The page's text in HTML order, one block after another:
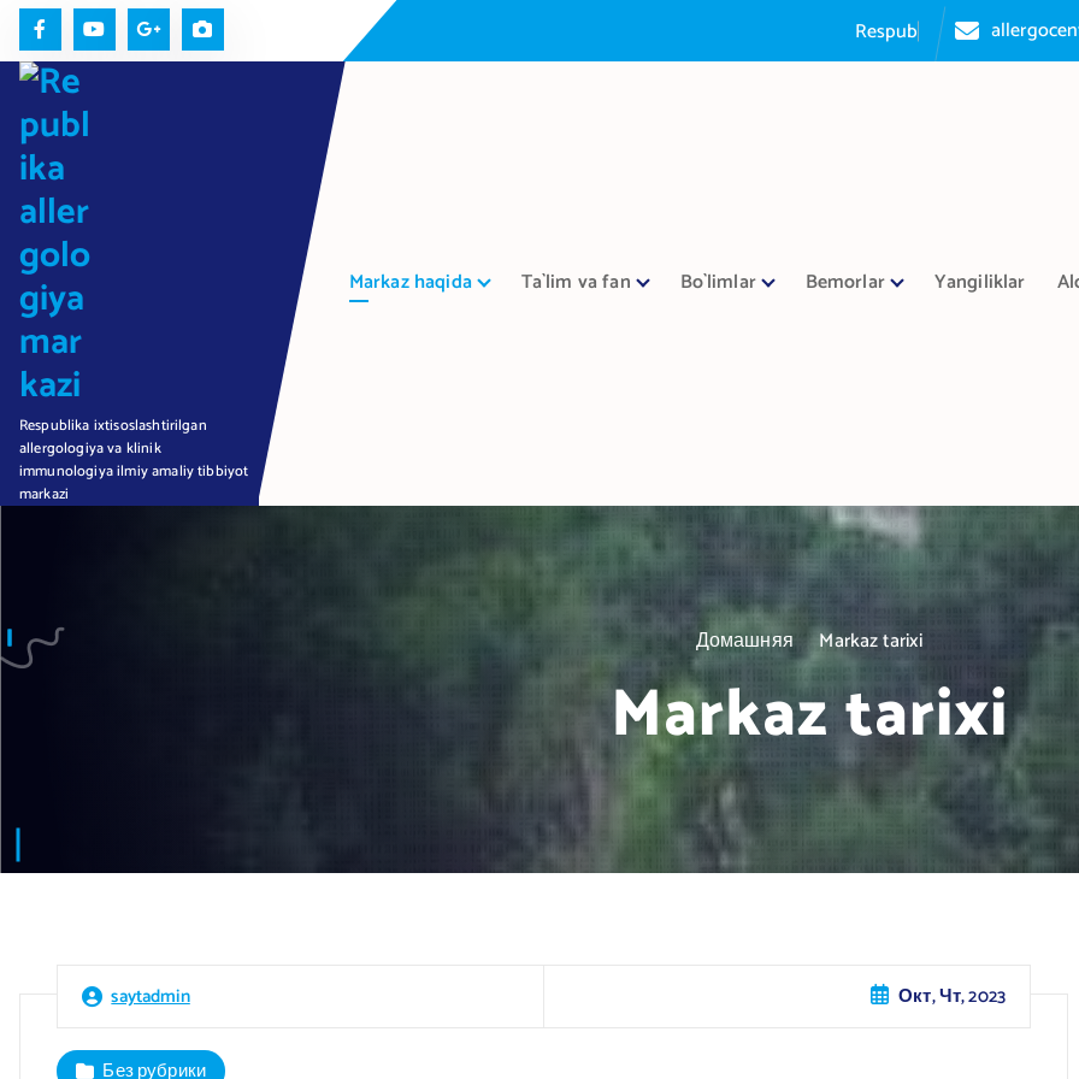
blikaall
Respublika ixtisoslashtirilgan
allergologiya va klinik
immunologiya ilmiy amaliy tibbiyot
markazi
Markaz haqida Ta`lim va fan Bo`limlar Bemorlar Yangiliklar
Домашняя Markaz tarixi
Markaz tarixi
saytadmin Окт, Чт, 2023
Без рубрики